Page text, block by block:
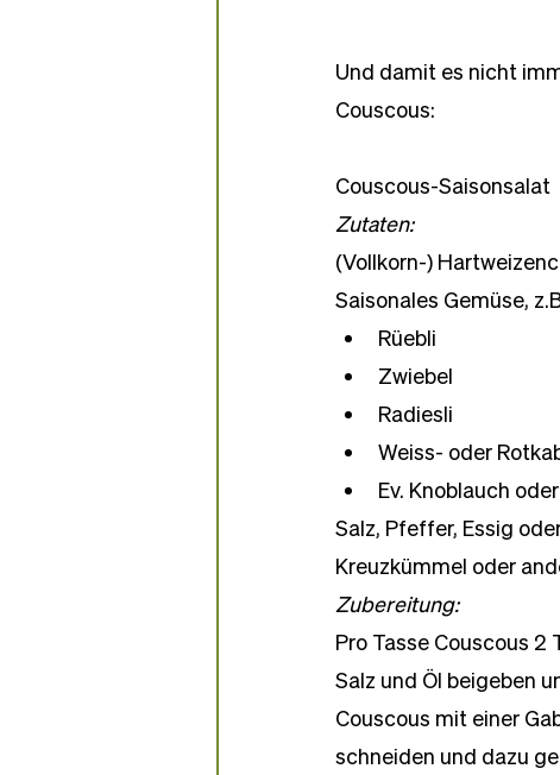
Und damit es nicht
Couscous:
Couscous-Saisonsalat
Zutaten:
(Vollkorn-)
Saisonales Gemüse,
Rüebli
Zwiebel
Radiesli
Weiss- oder
Ev. Knoblauch
Salz, Pfeffer, Essig
Kreuzkümmel oder
Zubereitung:
Pro Tasse Couscous 2
Salz und Öl beigeben
Couscous mit einer
schneiden und dazu